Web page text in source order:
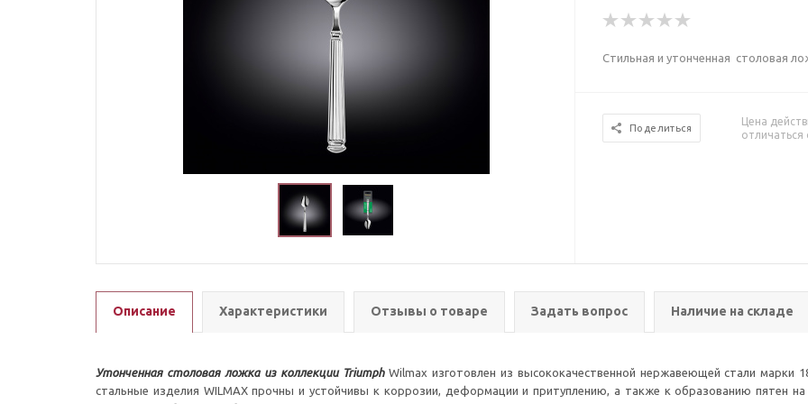
Стильная и утонченная столовая
Поделиться
Цена
отличаться
Описание Характеристики Отзывы о товаре Задать вопрос Наличие на складе
Утонченная столовая ложка из коллекции TriumphWilmax изготовлен из высококачественной нержавеющей стали марки
стальные изделия WILMAX прочны и устойчивы к коррозии, деформации и притуплению, а также к образованию пятен